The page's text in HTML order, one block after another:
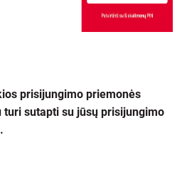
prisijungimo priemonės
sutapti su jūsų prisijungimo